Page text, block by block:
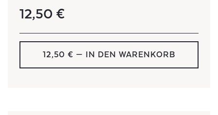
12,50 €
12,50 € — IN DEN WARENKORB